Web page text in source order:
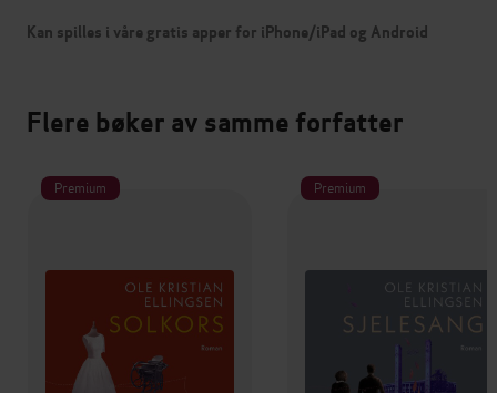
Kan spilles i våre gratis apper for iPhone/iPad og Android
Flere bøker av samme forfatter
Premium Premium